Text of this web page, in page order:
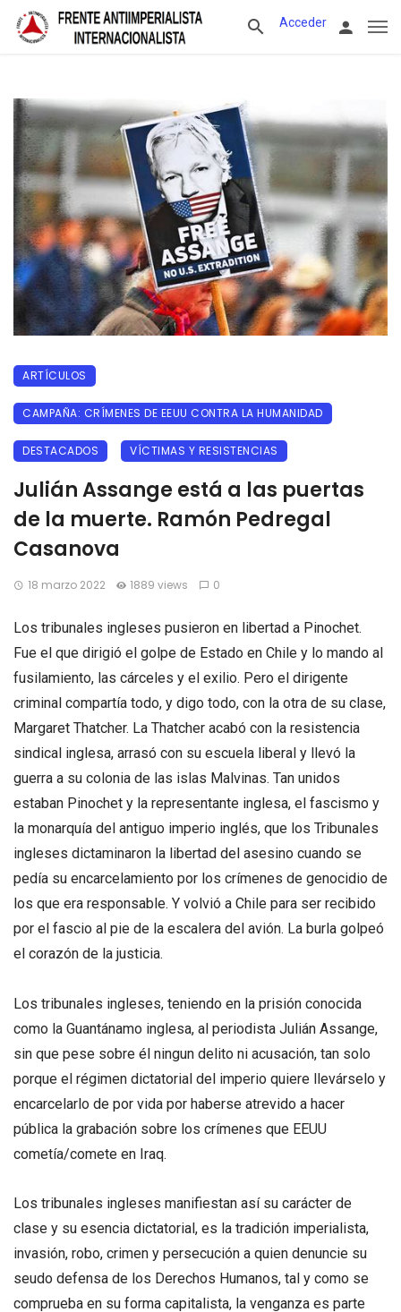
Acceder
ARTÍCULOS
CAMPAÑA: CRÍMENES DE EEUU CONTRA LA HUMANIDAD
DESTACADOS VÍCTIMAS Y RESISTENCIAS
Julián Assange está a las puertas
de la muerte. Ramón Pedregal
Casanova
18 marzo 2022 1889 views 0
Los tribunales ingleses pusieron en libertad a Pinochet.
Fue el que dirigió el golpe de Estado en Chile y lo mando al
fusilamiento, las cárceles y el exilio. Pero el dirigente
criminal compartía todo, y digo todo, con la otra de su clase,
Margaret Thatcher. La Thatcher acabó con la resistencia
sindical inglesa, arrasó con su escuela liberal y llevó la
guerra a su colonia de las islas Malvinas. Tan unidos
estaban Pinochet y la representante inglesa, el fascismo y
la monarquía del antiguo imperio inglés, que los Tribunales
ingleses dictaminaron la libertad del asesino cuando se
pedía su encarcelamiento por los crímenes de genocidio de
los que era responsable. Y volvió a Chile para ser recibido
por el fascio al pie de la escalera del avión. La burla golpeó
el corazón de la justicia.
Los tribunales ingleses, teniendo en la prisión conocida
como la Guantánamo inglesa, al periodista Julián Assange,
sin que pese sobre él ningun delito ni acusación, tan solo
porque el régimen dictatorial del imperio quiere llevárselo y
encarcelarlo de por vida por haberse atrevido a hacer
pública la grabación sobre los crímenes que EEUU
cometía/comete en Iraq.
Los tribunales ingleses manifiestan así su carácter de
clase y su esencia dictatorial, es la tradición imperialista,
invasión, robo, crimen y persecución a quien denuncie su
seudo defensa de los Derechos Humanos, tal y como se
comprueba en su forma capitalista, la venganza es parte